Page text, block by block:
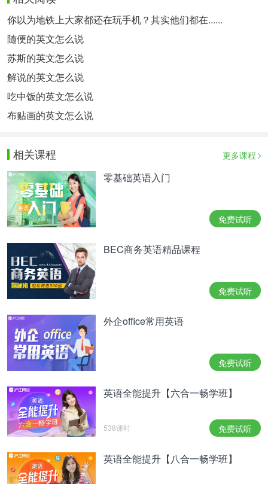
你以为地铁上大家都还在玩手机？其实他们都在......
随便的英文怎么说
苏斯的英文怎么说
解说的英文怎么说
吃中饭的英文怎么说
布贴画的英文怎么说
相关课程 更多课程
零基础英语入门
免费试听
BEC商务英语精品课程
免费试听
外企office常用英语
免费试听
英语全能提升【六合一畅学班】
538课时 免费试听
英语全能提升【八合一畅学班】